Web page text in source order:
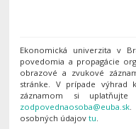
Ekonomická univerzita v
povedomia a propagácie
obrazové a zvukové
stránke. V prípade výhrad
záznamom si
.
osobných údajovtu.